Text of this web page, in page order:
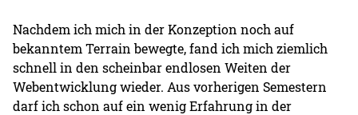
Nachdem ich mich in der Konzeption noch auf
bekanntem Terrain bewegte, fand ich mich ziemlich
schnell in den scheinbar endlosen Weiten der
Webentwicklung wieder. Aus vorherigen Semestern
darf ich schon auf ein wenig Erfahrung in der